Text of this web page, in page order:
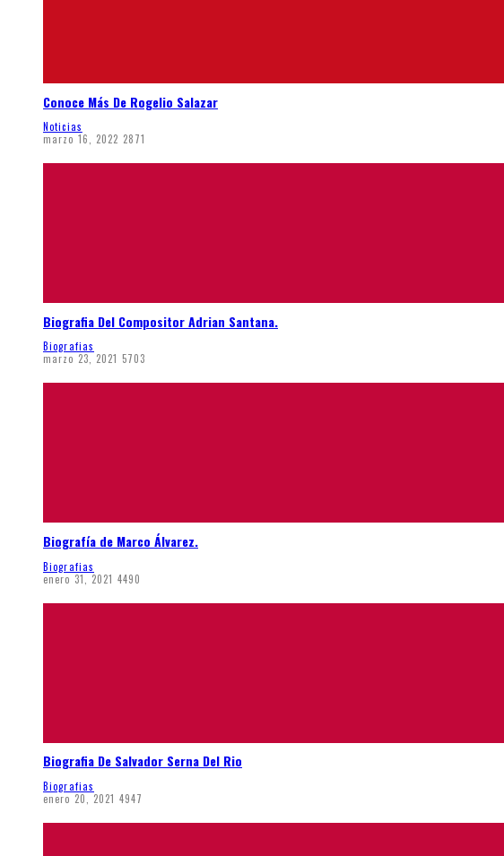
Conoce Más De Rogelio Salazar
Noticias
marzo 16, 2022 2871
Biografia Del Compositor Adrian Santana.
Biografias
marzo 23, 2021 5703
Biografía de Marco Álvarez.
Biografias
enero 31, 2021 4490
Biografia De Salvador Serna Del Rio
Biografias
enero 20, 2021 4947